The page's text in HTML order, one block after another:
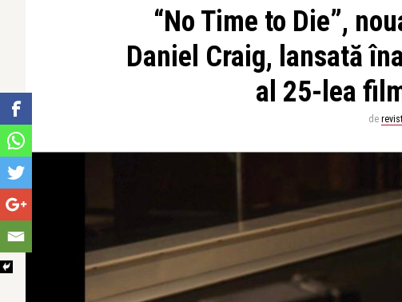
“No Time to Die”,
Daniel Craig, lansată
al 25-lea
de